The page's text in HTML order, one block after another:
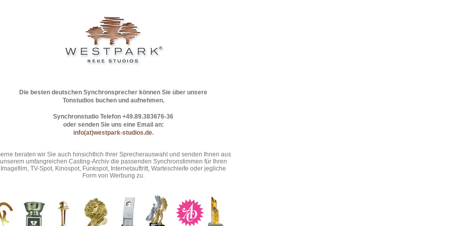
Die besten deutschen Synchronsprecher können Sie über unsere
Tonstudios buchen und aufnehmen.
Synchronstudio Telefon +49.89.383676-36
oder senden Sie uns eine Email an:
info(at)westpark-studios.de.
beraten wir Sie auch hinsichtlich Ihrer Sprecherauswahl und senden Ihnen aus
unserem umfangreichen Casting-Archiv die passenden Synchronstimmen für Ihren
Imagefilm, TV-Spot, Kinospot, Funkspot, Internetauftritt, Warteschleife oder jegliche
Form von Werbung zu.